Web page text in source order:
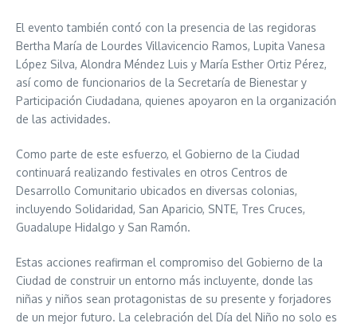
El evento también contó con la presencia de las regidoras
Bertha María de Lourdes Villavicencio Ramos, Lupita Vanesa
López Silva, Alondra Méndez Luis y María Esther Ortiz Pérez,
así como de funcionarios de la Secretaría de Bienestar y
Participación Ciudadana, quienes apoyaron en la organización
de las actividades.
Como parte de este esfuerzo, el Gobierno de la Ciudad
continuará realizando festivales en otros Centros de
Desarrollo Comunitario ubicados en diversas colonias,
incluyendo Solidaridad, San Aparicio, SNTE, Tres Cruces,
Guadalupe Hidalgo y San Ramón.
Estas acciones reafirman el compromiso del Gobierno de la
Ciudad de construir un entorno más incluyente, donde las
niñas y niños sean protagonistas de su presente y forjadores
de un mejor futuro. La celebración del Día del Niño no solo es